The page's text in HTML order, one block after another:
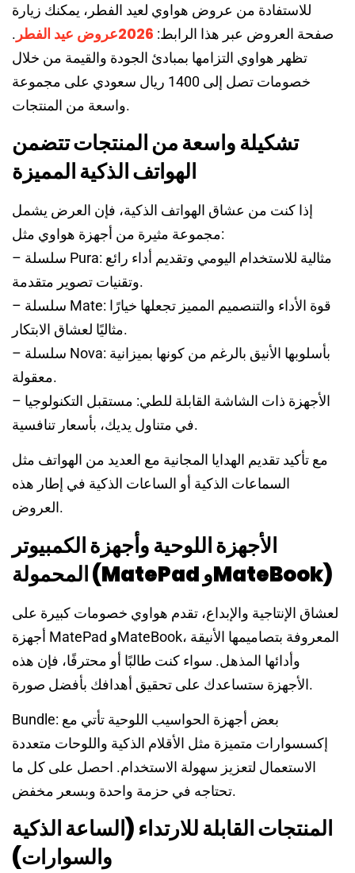
للاستفادة من عروض هواوي لعيد الفطر، يمكنك زيارة
صفحة العروض عبر هذا الرابط: 2026عروض عيد الفطر
.
تظهر هواوي التزامها بمبادئ الجودة والقيمة من خلال
خصومات تصل إلى 1400 ريال سعودي على مجموعة
واسعة من المنتجات.
تشكيلة واسعة من المنتجات تتضمن
الهواتف الذكية المميزة
إذا كنت من عشاق الهواتف الذكية، فإن العرض يشمل
مجموعة مثيرة من أجهزة هواوي مثل:
– سلسلة Pura: مثالية للاستخدام اليومي وتقديم أداء رائع
وتقنيات تصوير متقدمة.
– سلسلة Mate: قوة الأداء والتنصميم المميز تجعلها خيارًا
مثاليًا لعشاق الابتكار.
– سلسلة Nova: بأسلوبها الأنيق بالرغم من كونها بميزانية
معقولة.
– الأجهزة ذات الشاشة القابلة للطي: مستقبل التكنولوجيا
في متناول يديك، بأسعار تنافسية.
مع تأكيد تقديم الهدايا المجانية مع العديد من الهواتف مثل
السماعات الذكية أو الساعات الذكية في إطار هذه
العروض.
الأجهزة اللوحية وأجهزة الكمبيوتر
المحمولة (MatePad وMateBook)
لعشاق الإنتاجية والإبداع، تقدم هواوي خصومات كبيرة على
أجهزة MatePad وMateBook، المعروفة بتصاميمها الأنيقة
وأدائها المذهل. سواء كنت طالبًا أو محترفًا، فإن هذه
الأجهزة ستساعدك على تحقيق أهدافك بأفضل صورة.
Bundle: بعض أجهزة الحواسيب اللوحية تأتي مع
إكسسوارات متميزة مثل الأقلام الذكية واللوحات متعددة
الاستعمال لتعزيز سهولة الاستخدام. احصل على كل ما
تحتاجه في حزمة واحدة وبسعر مخفض.
المنتجات القابلة للارتداء (الساعة الذكية
والسوارات)